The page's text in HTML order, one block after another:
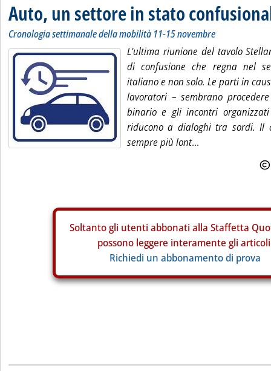
Auto, un settore in stato
Cronologia settimanale della mobilità 11-15 novembre
L'ultima riunione del tavolo
di confusione che regna nel
italiano e non solo. Le parti in
lavoratori – sembrano
binario e gli incontri
riducono a dialoghi tra sordi. Il
sempre più lont...
Soltanto gli utenti abbonati alla Staffetta
possono leggere interamente gli
Richiedi un abbonamento di prova